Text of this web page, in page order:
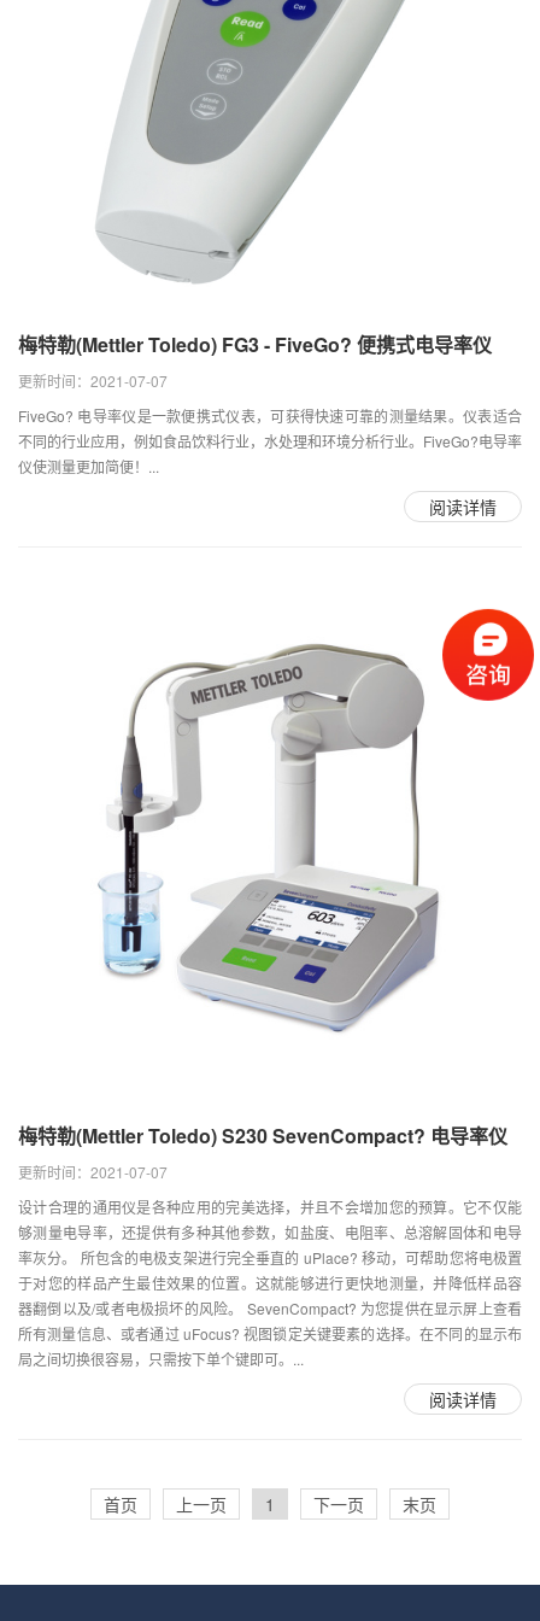
梅特勒(Mettler Toledo) FG3 - FiveGo? 便携式电导率仪
更新时间：2021-07-07
FiveGo? 电导率仪是一款便携式仪表，可获得快速可靠的测量结果。仪表适合
不同的行业应用，例如食品饮料行业，水处理和环境分析行业。FiveGo?电导率
仪使测量更加简便！...
阅读详情
梅特勒(Mettler Toledo) S230 SevenCompact? 电导率仪
更新时间：2021-07-07
设计合理的通用仪是各种应用的完美选择，并且不会增加您的预算。它不仅能
够测量电导率，还提供有多种其他参数，如盐度、电阻率、总溶解固体和电导
率灰分。 所包含的电极支架进行完全垂直的 uPlace? 移动，可帮助您将电极置
于对您的样品产生最佳效果的位置。这就能够进行更快地测量，并降低样品容
器翻倒以及/或者电极损坏的风险。 SevenCompact? 为您提供在显示屏上查看
所有测量信息、或者通过 uFocus? 视图锁定关键要素的选择。在不同的显示布
局之间切换很容易，只需按下单个键即可。...
阅读详情
首页 上一页 1 下一页 末页